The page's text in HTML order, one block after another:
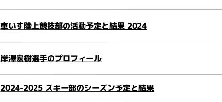
車いす陸上競技部の活動予定と結果 2024
岸澤宏樹選手のプロフィール
2024-2025 スキー部のシーズン予定と結果